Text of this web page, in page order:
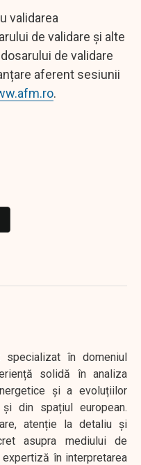
validarea
de validare și alte
de validare
aferent sesiunii
.
specializat în domeniul
solidă în analiza
și a evoluțiilor
și din spațiul european.
atenție la detaliu și
asupra mediului de
în interpretarea